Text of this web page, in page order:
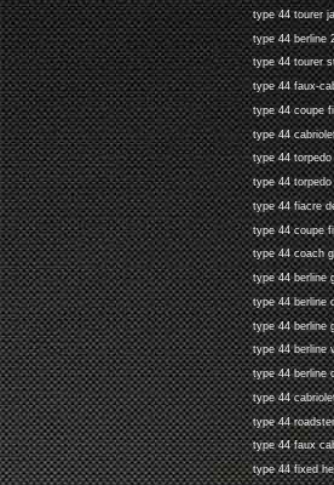
type 44 tourer
type 44 berline
type 44 tourer
type 44 faux-
type 44 coupe
type 44
type 44 torpedo
type 44
type 44 fiacre
type 44 coupe
type 44 coach
type 44 berline
type 44 berline
type 44 berline
type 44 berline
type 44 berline
type 44
type 44
type 44 faux
type 44 fixed